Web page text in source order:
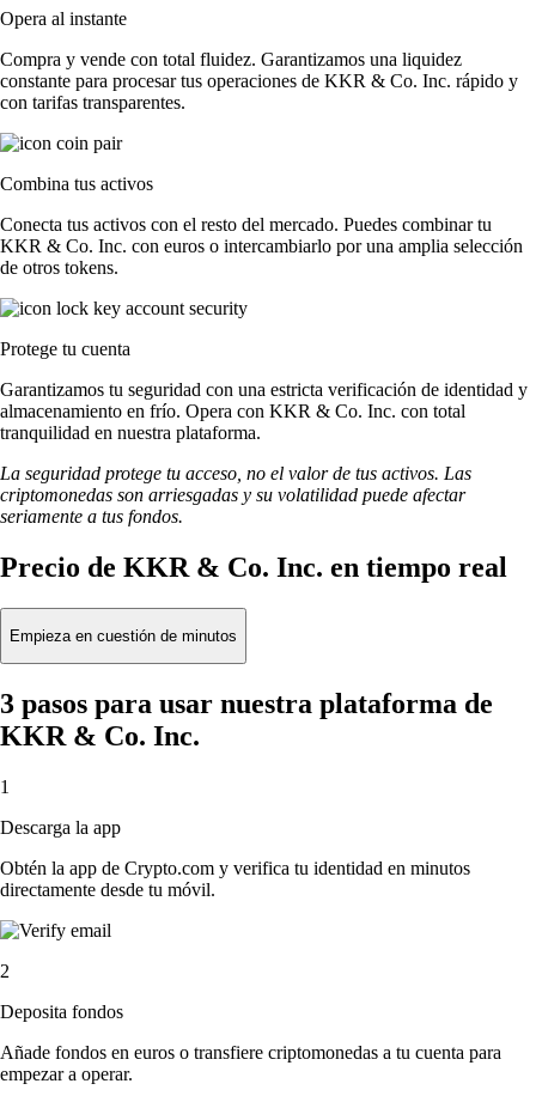
Opera al instante
Compra y vende con total fluidez. Garantizamos una liquidez
constante para procesar tus operaciones de KKR & Co. Inc. rápido y
con tarifas transparentes.
Combina tus activos
Conecta tus activos con el resto del mercado. Puedes combinar tu
KKR & Co. Inc. con euros o intercambiarlo por una amplia selección
de otros tokens.
Protege tu cuenta
Garantizamos tu seguridad con una estricta verificación de identidad y
almacenamiento en frío. Opera con KKR & Co. Inc. con total
tranquilidad en nuestra plataforma.
La seguridad protege tu acceso, no el valor de tus activos. Las
criptomonedas son arriesgadas y su volatilidad puede afectar
seriamente a tus fondos.
Precio de KKR & Co. Inc. en tiempo real
Empieza en cuestión de minutos
3 pasos para usar nuestra plataforma de
KKR & Co. Inc.
1
Descarga la app
Obtén la app de Crypto.com y verifica tu identidad en minutos
directamente desde tu móvil.
2
Deposita fondos
Añade fondos en euros o transfiere criptomonedas a tu cuenta para
empezar a operar.